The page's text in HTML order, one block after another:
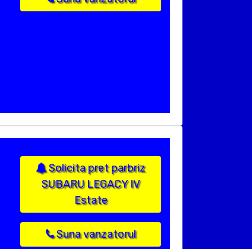
Solicita pret parbriz
SUBARU LEGACY IV
Estate
Suna vanzatorul